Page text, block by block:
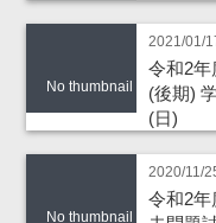
No thumbnail
2021/01/
令和2年
(後期)
(日)
No thumbnail
2020/11/
令和2年